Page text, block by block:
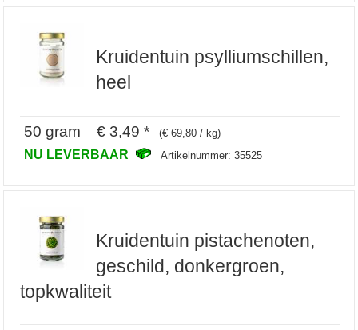
Kruidentuin psylliumschillen,
heel
50 gram € 3,49 * (€ 69,80 / kg)
NU LEVERBAAR Artikelnummer: 35525
Kruidentuin pistachenoten,
geschild, donkergroen,
topkwaliteit